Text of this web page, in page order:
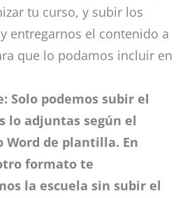
tu curso, y subir los
entregarnos el contenido a
que lo podamos incluir en
Solo podemos subir el
lo adjuntas según el
Word de plantilla. En
formato te
la escuela sin subir el